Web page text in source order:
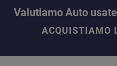
Valutiamo Auto
ACQUISTIAMO